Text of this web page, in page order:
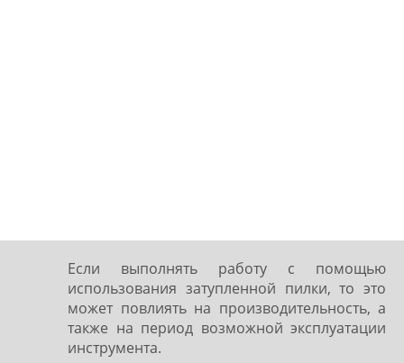
Если выполнять работу с помощью
использования затупленной пилки, то это
может повлиять на производительность, а
также на период возможной эксплуатации
инструмента.